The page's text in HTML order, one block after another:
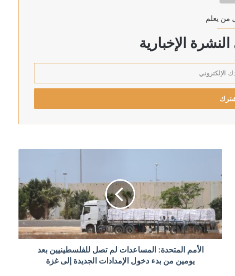
في جبل لبنان
في لقاء نتنياهو
من يعلم
الإخبارية
الأمم المتحدة: المساعدات لم تصل للفلسطينيين بعد
يومين من بدء دخول الإمدادات الجديدة إلى غزة